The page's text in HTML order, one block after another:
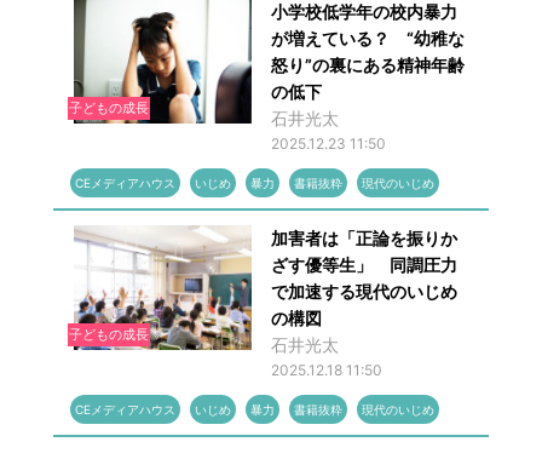
子どもの成長
小学校低学年の校内暴力
が増えている？ “幼稚な
怒り”の裏にある精神年齢
の低下
石井光太
2025.12.23 11:50
CEメディアハウス いじめ 暴力 書籍抜粋 現代のいじめ
子どもの成長
加害者は「正論を振りか
ざす優等生」 同調圧力
で加速する現代のいじめ
の構図
石井光太
2025.12.18 11:50
CEメディアハウス いじめ 暴力 書籍抜粋 現代のいじめ